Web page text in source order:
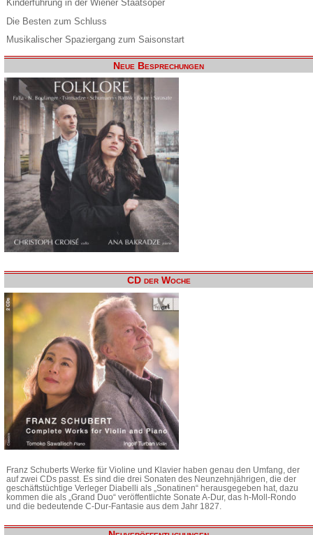
Kinderführung in der Wiener Staatsoper
Die Besten zum Schluss
Musikalischer Spaziergang zum Saisonstart
Neue Besprechungen
CD der Woche
Franz Schuberts Werke für Violine und Klavier haben genau den Umfang, der
auf zwei CDs passt. Es sind die drei Sonaten des Neunzehnjährigen, die der
geschäftstüchtige Verleger Diabelli als „Sonatinen“ herausgegeben hat, dazu
kommen die als „Grand Duo“ veröffentlichte Sonate A-Dur, das h-Moll-Rondo
und die bedeutende C-Dur-Fantasie aus dem Jahr 1827.